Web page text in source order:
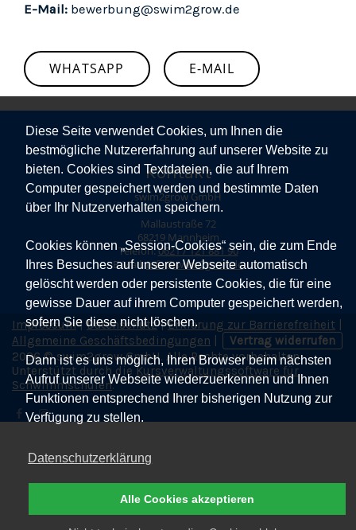
Diese Seite verwendet Cookies, um Ihnen die
bestmögliche Nutzererfahrung auf unserer Website zu
bieten. Cookies sind Textdateien, die auf Ihrem
Computer gespeichert werden und bestimmte Daten
über Ihr Nutzerverhalten speichern.
Cookies können „Session-Cookies“ sein, die zum Ende
Ihres Besuches auf unserer Webseite automatisch
gelöscht werden oder persistente Cookies, die für eine
gewisse Dauer auf ihrem Computer gespeichert werden,
sofern Sie diese nicht löschen.
Dann ist es uns möglich, Ihren Browser beim nächsten
Aufruf unserer Webseite wiederzuerkennen und Ihnen
Funktionen entsprechend Ihrer bisherigen Nutzung zur
Verfügung zu stellen.
Datenschutzerklärung
Alle Cookies akzeptieren
E-Mail: bewerbung@swim2grow.de
WHATSAPP E-MAIL
Kontakt
swim2grow GmbH
Mallaustraße 72
68219 Mannheim
Telefon:0621 / 121 881 90
E-Mail:Info@swim2grow.de
Impressum|Datenschutz|Erklärung zur Barrierefreiheit
Allgemeine Geschäftsbedingungen
Vertrag widerrufen
2026 © swim2grow GmbH. Alle Rechte vorbehalten.
Unterstützt durch dieKursverwaltungssoftware für
Schwimmschulen.